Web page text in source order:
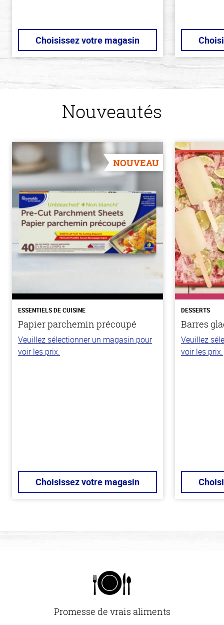
Choisissez votre magasin
Nouveautés
NOUVEAU
ESSENTIELS DE CUISINE
Papier parchemin précoupé
Veuillez sélectionner un magasin pour
voir les prix.
Choisissez votre magasin
DESSERTS
Barres
Veuillez
voir les prix.
Promesse de vrais aliments